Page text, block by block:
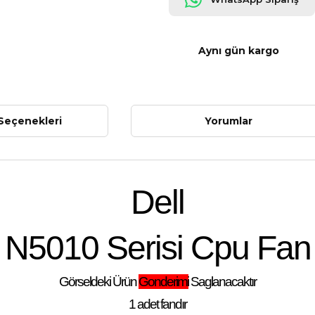
Aynı gün kargo
Yorumlar
Dell
N5010 Serisi Cpu Fan
Görseldeki ÜrünGonderimiSaglanacaktır
1 adet fandır